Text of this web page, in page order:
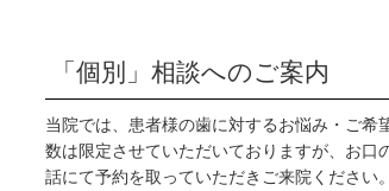
「個別」相談へのご案内
当院では、患者様の歯に対するお悩み・ご希
数は限定させていただいておりますが、お
話にて予約を取っていただきご来院ください。